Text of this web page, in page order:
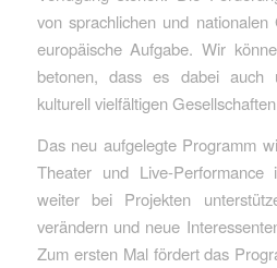
von sprachlichen und
europäische Aufgabe. Wir
betonen, dass es dabei auch
kulturell vielfältigen
Das neu aufgelegte Programm
Theater und Live-
weiter bei Projekten
verändern und neue
Zum ersten Mal fördert das